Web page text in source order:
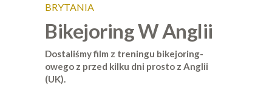
BRYTANIA
Bikejoring W Anglii
Dostaliśmy film z treningu bikejoring-
owego z przed kilku dni prosto z Anglii
(UK).